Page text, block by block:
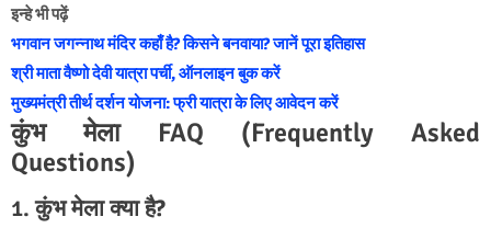
इन्हे भी पढ़ें
भगवान जगन्नाथ मंदिर कहाँ है? किसने बनवाया? जानें पूरा इतिहास
श्री माता वैष्णो देवी यात्रा पर्ची, ऑनलाइन बुक करें
मुख्यमंत्री तीर्थ दर्शन योजना: फ्री यात्रा के लिए आवेदन करें
कुंभ मेला FAQ (Frequently Asked
Questions)
1.कुंभ मेला क्या है?